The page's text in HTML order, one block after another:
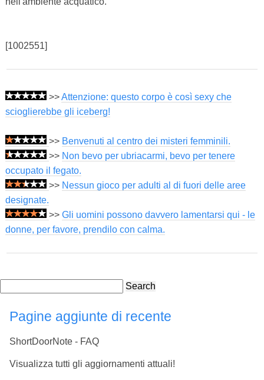
[1002551]
>>Attenzione: questo corpo è così sexy che
scioglierebbe gli iceberg!
>> Benvenuti al centro dei misteri femminili.
>> Non bevo per ubriacarmi, bevo per tenere
occupato il fegato.
>> Nessun gioco per adulti al di fuori delle aree
designate.
>> Gli uomini possono davvero lamentarsi qui - le
donne, per favore, prendilo con calma.
Search
Pagine aggiunte di recente
ShortDoorNote - FAQ
Visualizza tutti gli aggiornamenti attuali!